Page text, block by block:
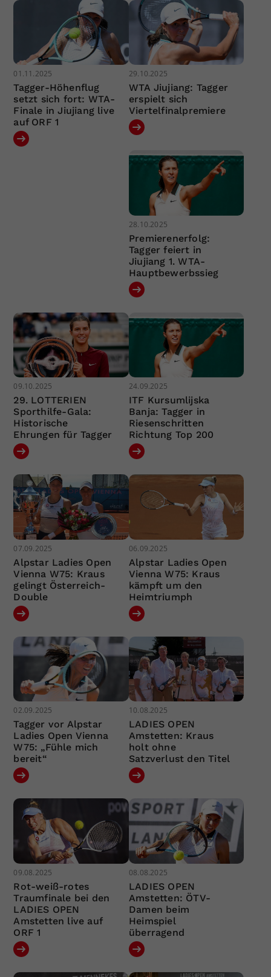
01.11.2025
Tagger-Höhenflug
setzt sich fort: WTA-
Finale in Jiujiang live
auf ORF 1
29.10.2025
WTA Jiujiang: Tagger
erspielt sich
Viertelfinalpremiere
28.10.2025
Premierenerfolg:
Tagger feiert in
Jiujiang 1. WTA-
Hauptbewerbssieg
09.10.2025
29. LOTTERIEN
Sporthilfe-Gala:
Historische
Ehrungen für Tagger
24.09.2025
ITF Kursumlijska
Banja: Tagger in
Riesenschritten
Richtung Top 200
07.09.2025
Alpstar Ladies Open
Vienna W75: Kraus
gelingt Österreich-
Double
06.09.2025
Alpstar Ladies Open
Vienna W75: Kraus
kämpft um den
Heimtriumph
02.09.2025
Tagger vor Alpstar
Ladies Open Vienna
W75: „Fühle mich
bereit“
10.08.2025
LADIES OPEN
Amstetten: Kraus
holt ohne
Satzverlust den Titel
09.08.2025
Rot-weiß-rotes
Traumfinale bei den
LADIES OPEN
Amstetten live auf
ORF 1
08.08.2025
LADIES OPEN
Amstetten: ÖTV-
Damen beim
Heimspiel
überragend